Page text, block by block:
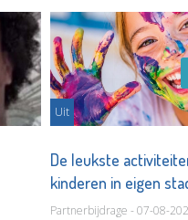
Uit
De leukste
kinderen in eigen
Partnerbijdrage - 07-08-